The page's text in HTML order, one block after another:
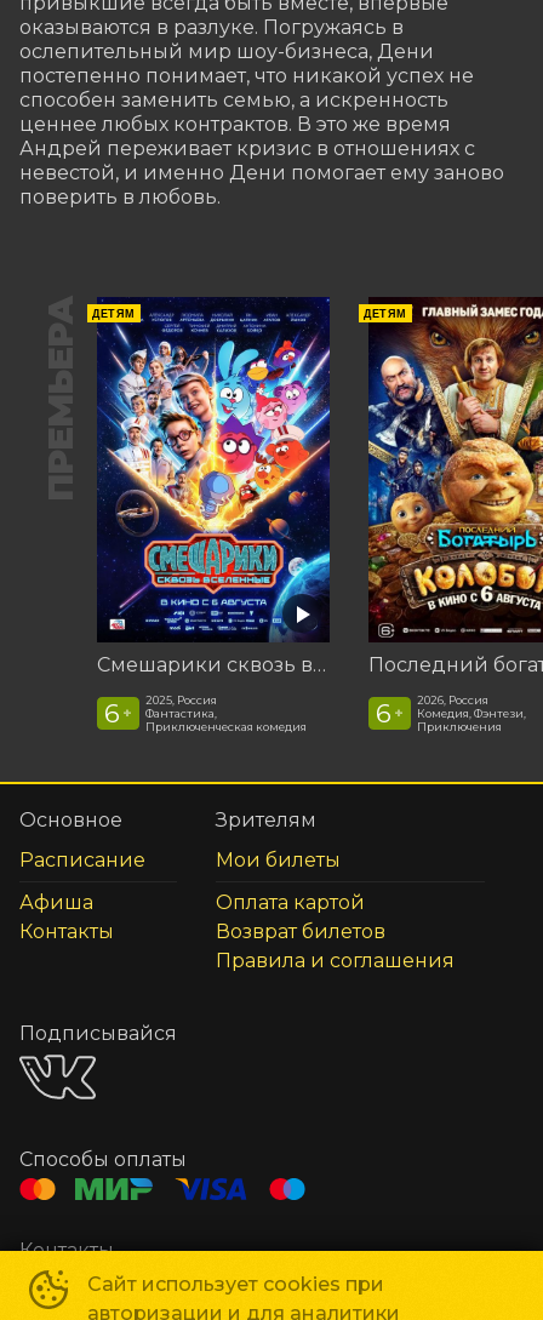
оказываются в разлуке. Погружаясь в
ослепительный мир шоу-бизнеса, Дени
постепенно понимает, что никакой успех не
способен заменить семью, а искренность
ценнее любых контрактов. В это же время
Андрей переживает кризис в отношениях с
невестой, и именно Дени помогает ему заново
поверить в любовь.
ПРЕМЬЕРА ДЕТЯМ
Смешарики сквозь вселенные
6 +
2025, Россия
Фантастика,
Приключенческая комедия
ДЕТЯМ
6 +
2026, Россия
Комедия, Фэнтези,
Приключения
Сайт использует cookies при
авторизации и для аналитики
Основное
Расписание
Афиша
Контакты
Зрителям
Мои билеты
Оплата картой
Возврат билетов
Правила и соглашения
Подписывайся
Способы оплаты
Контакты
Касса
+7 4965 22-37-87
СМИ
+7 496 524-99-83